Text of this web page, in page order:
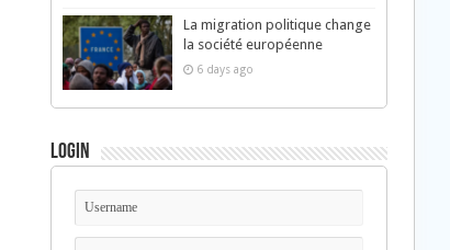
La migration politique change
la société européenne
6 days ago
Login